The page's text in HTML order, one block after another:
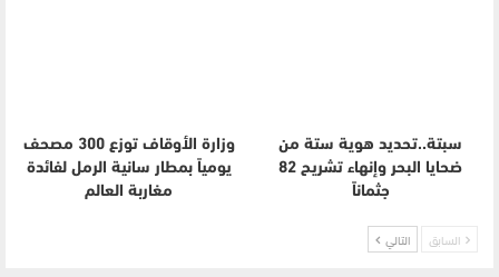
سبتة..تحديد هوية ستة من
ضحايا البحر وإنهاء تشريح 82
جثماناً
وزارة الأوقاف توزع 300 مصحف
يومياً بمطار سانية الرمل لفائدة
مغاربة العالم
السابق التالي